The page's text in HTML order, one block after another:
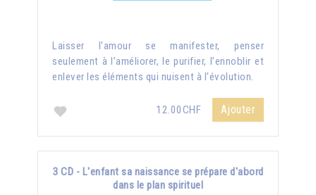
Laisser l'amour se manifester, penser
seulement à l’améliorer, le purifier, l’ennoblir et
enlever les éléments qui nuisent à l'évolution.
12.00CHF Ajouter
3 CD - L'enfant sa naissance se prépare d'abord
dans le plan spirituel